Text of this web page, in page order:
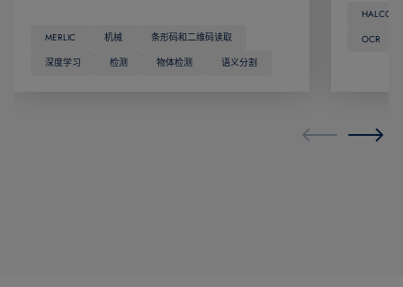
MERLIC 机械
条形码和二维码读取
深度学习
检测 物体检测 语义分割
HALCON
OCR